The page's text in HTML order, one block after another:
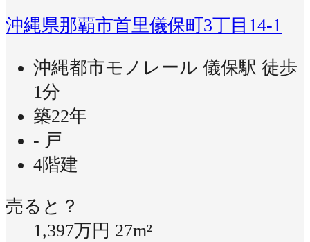
沖縄県那覇市首里儀保町3丁目14-1
沖縄都市モノレール 儀保駅 徒歩
1分
築22年
- 戸
4階建
売ると？
1,397万円 27m²